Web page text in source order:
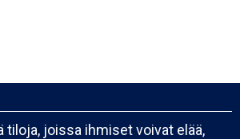
tiloja, joissa ihmiset voivat elää,